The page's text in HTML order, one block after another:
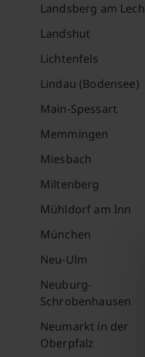
Landsberg am Lech
Landshut
Lichtenfels
Lindau (Bodensee)
Main-Spessart
Memmingen
Miesbach
Miltenberg
Mühldorf am Inn
München
Neu-Ulm
Neuburg-
Schrobenhausen
Neumarkt in der
Oberpfalz